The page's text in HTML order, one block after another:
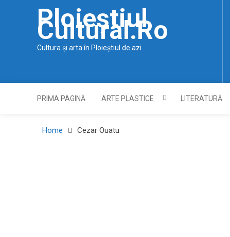
Ploieștiul
Cultural.ro
Cultura și arta în Ploieștiul de azi
PRIMA PAGINĂ ARTE PLASTICE LITERATURĂ
Home Cezar Ouatu